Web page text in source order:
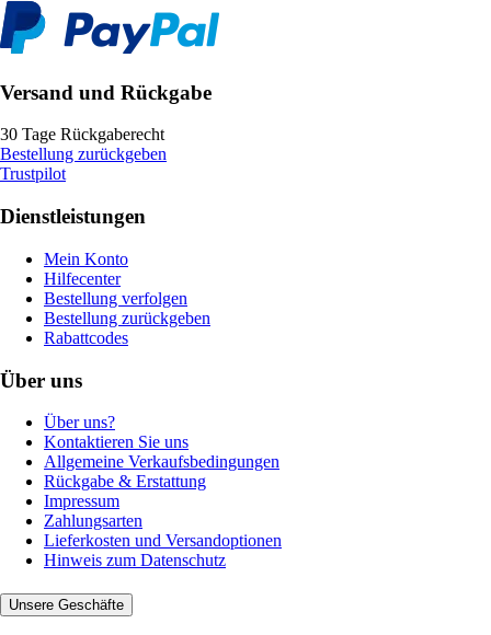
Versand und Rückgabe
30 Tage Rückgaberecht
Bestellung zurückgeben
Trustpilot
Dienstleistungen
Mein Konto
Hilfecenter
Bestellung verfolgen
Bestellung zurückgeben
Rabattcodes
Über uns
Über uns?
Kontaktieren Sie uns
Allgemeine Verkaufsbedingungen
Rückgabe & Erstattung
Impressum
Zahlungsarten
Lieferkosten und Versandoptionen
Hinweis zum Datenschutz
Unsere Geschäfte